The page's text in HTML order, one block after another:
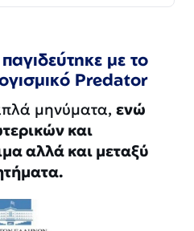
με το
Predator
μηνύματα, ενώ
και
αλλά και μεταξύ